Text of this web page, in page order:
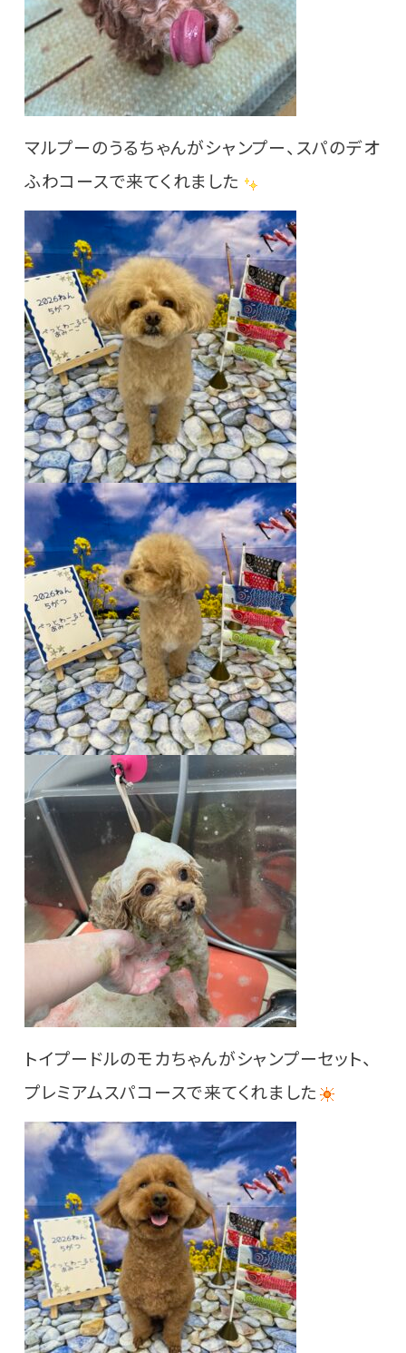
マルプーのうるちゃんがシャンプー、スパのデオ
ふわコースで来てくれました
トイプードルのモカちゃんがシャンプーセット、
プレミアムスパコースで来てくれました